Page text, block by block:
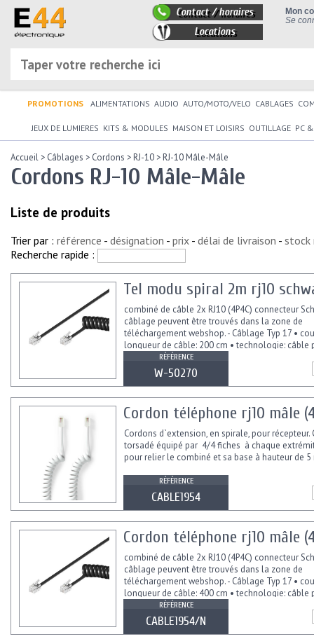
Mon
Se
Contact / horaires
Locations
PROMOTIONS ALIMENTATIONS AUDIO AUTO/MOTO/VELO CABLAGES
JEUX DE LUMIERES KITS & MODULES MAISON ET LOISIRS OUTILLAGE PC
Accueil > Câblages > Cordons >RJ-10 >RJ-10 Mâle-Mâle
Cordons RJ-10 Mâle-Mâle
Liste de produits
Trier par : référence - désignation - prix - délai de livraison - stock
Recherche rapide :
Tel modu spiral 2m rj10
combiné de câble 2x RJ10 (4P4C) connecteur
câblage peuvent être trouvés dans la zone de
téléchargement webshop. - Câblage Typ 17 •
longueur de câble: 200 cm • technologie: câble
RÉFÉRENCE
W-50270
Cordon téléphone rj10 mâle
Cordons d`extension, en spirale, pour récepteur.
torsadé équipé par 4/4 fiches à chaque
pour relier le combiné et sa base à hauteur de 5
RÉFÉRENCE
CABLE1954
Cordon téléphone rj10 mâle
combiné de câble 2x RJ10 (4P4C) connecteur
câblage peuvent être trouvés dans la zone de
téléchargement webshop. - Câblage Typ 17 •
longueur de câble: 400 cm • technologie: câble
RÉFÉRENCE
CABLE1954/N